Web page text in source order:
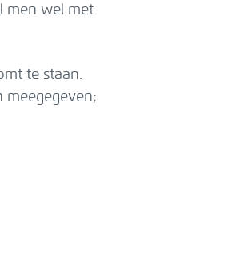
men wel met
te staan.
meegegeven;